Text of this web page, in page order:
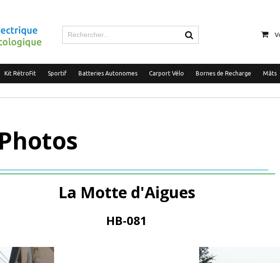
Kit RétroFit Sportif Batteries Autonomes Carport Vélo Bornes de Recharge Mâts
La Motte d'Aigues
HB-081